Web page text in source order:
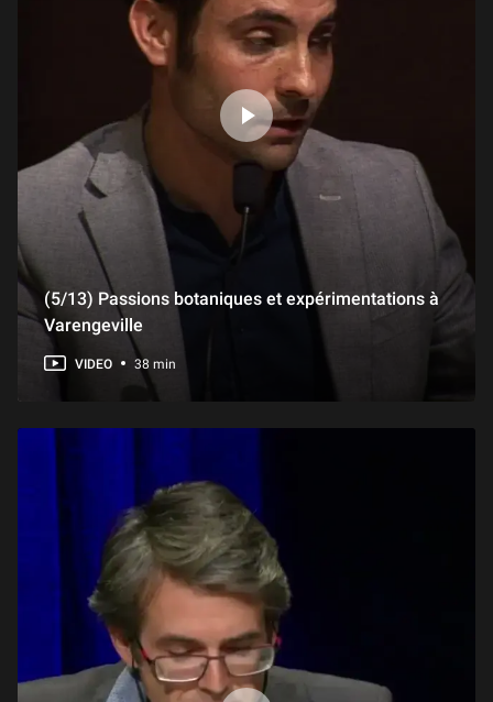
(5/13) Passions botaniques et expérimentations à
Varengeville
VIDEO 38 min